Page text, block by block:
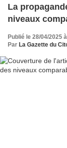
La
niveaux
Publié le 28/04/2025
Par La Gazette du